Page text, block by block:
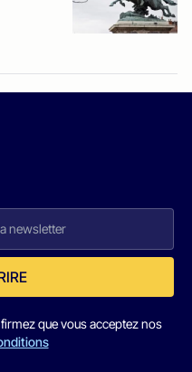
que vous acceptez nos